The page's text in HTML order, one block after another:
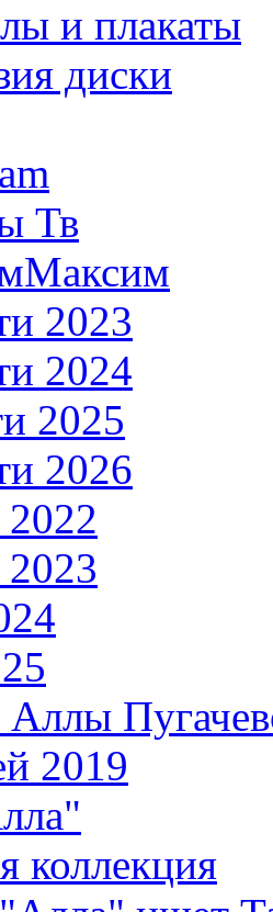
и плакаты
диски
Тв
2023
2024
2025
2026
2022
2023
2019
коллекция